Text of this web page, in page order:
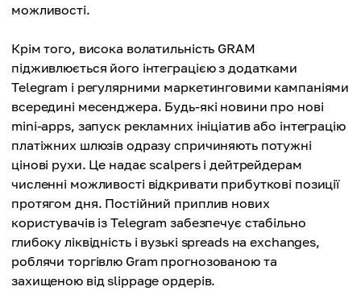
можливості.
Крім того, висока волатильність GRAM
підживлюється його інтеграцією з додатками
Telegram і регулярними маркетинговими кампаніями
всередині месенджера. Будь-які новини про нові
mini-apps, запуск рекламних ініціатив або інтеграцію
платіжних шлюзів одразу спричиняють потужні
цінові рухи. Це надає scalpers і дейтрейдерам
численні можливості відкривати прибуткові позиції
протягом дня. Постійний приплив нових
користувачів із Telegram забезпечує стабільно
глибоку ліквідність і вузькі spreads на exchanges,
роблячи торгівлю Gram прогнозованою та
захищеною від slippage ордерів.